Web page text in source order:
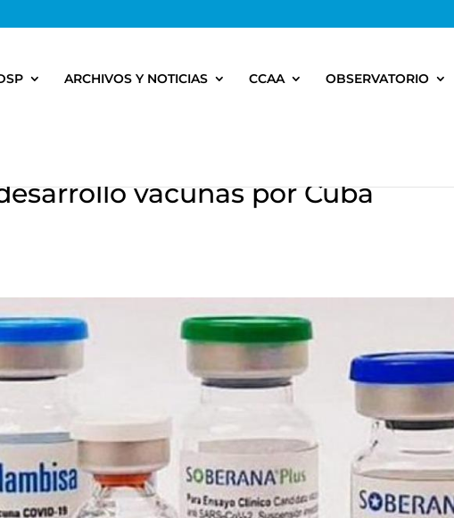
ARCHIVOS Y NOTICIAS CCAA OBSERVATORIO
vacunas por Cuba